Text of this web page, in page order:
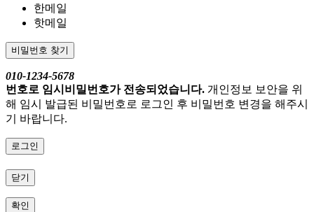
한메일
핫메일
비밀번호 찾기
010-1234-5678
번호로 임시비밀번호가 전송되었습니다. 개인정보 보안을 위
해 임시 발급된 비밀번호로 로그인 후 비밀번호 변경을 해주시
기 바랍니다.
로그인
닫기
확인